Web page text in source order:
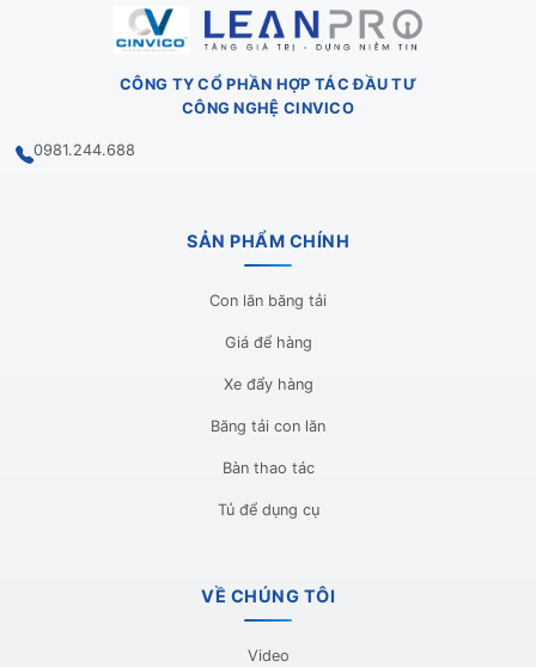
CÔNG TY CỔ PHẦN HỢP TÁC ĐẦU TƯ
CÔNG NGHỆ CINVICO
0981.244.688
SẢN PHẨM CHÍNH
Con lăn băng tải
Giá để hàng
Xe đẩy hàng
Băng tải con lăn
Bàn thao tác
Tủ để dụng cụ
VỀ CHÚNG TÔI
Video